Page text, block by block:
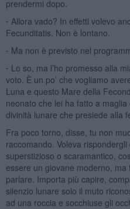
prendermi dopo.
⁃ Allora vado? In effetti volevo
Fecunditatis. Non è lontano.
⁃ Ma non è previsto nel
⁃ Lo so, ma l’ho promesso alla
voto. È un po’ che vogliamo
Luna e questo Mare della
neonato che lei ha fatto a
divinità lunare che presiede alla
Fra poco torno, disse, tu non
raccomando. Voleva
superstizioso o scaramantico,
essere un giovane moderno,
parlare. Importa più capire,
silenzio lunare solo il muto
ad una roccia e socchiuse gli